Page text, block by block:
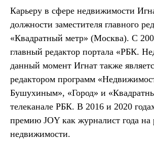
Карьеру в сфере недвижимости
должности заместителя главного
«Квадратный метр» (Москва). С
главный редактор портала «РБК.
данный момент Игнат также
редактором программ
Бушухиным», «Город» и
телеканале РБК. В 2016 и 2020
премию JOY как журналист года на
недвижимости.